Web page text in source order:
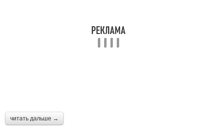
читать дальше →